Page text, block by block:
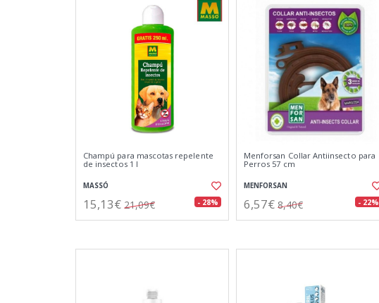
Champú para mascotas repelente
de insectos 1 l
MASSÓ
15,13€ 21,09€ - 28%
Menforsan Collar Antiinsecto para
Perros 57 cm
MENFORSAN
6,57€ 8,40€ - 22%